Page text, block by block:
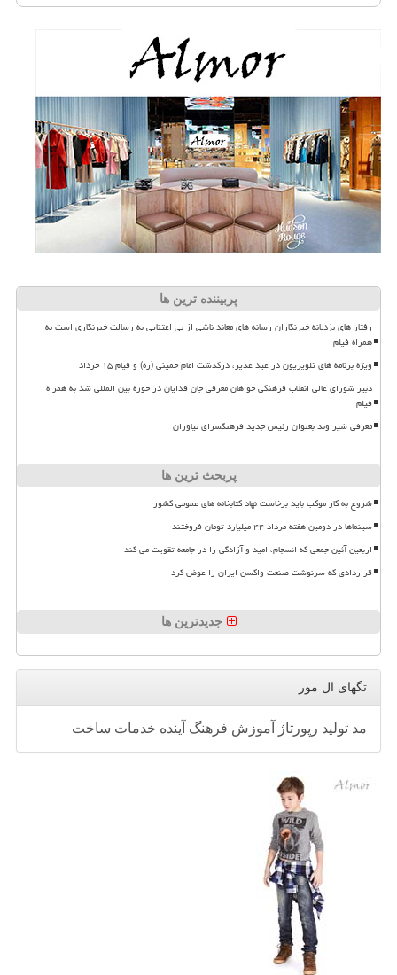
پربیننده ترین ها
رفتار های بزدلانه خبرنگاران رسانه های معاند ناشی از بی اعتنایی به رسالت خبرنگاری است به
همراه فیلم
ویژه برنامه های تلویزیون در عید غدیر، درگذشت امام خمینی (ره) و قیام ۱۵ خرداد
دبیر شورای عالی انقلاب فرهنگی خواهان معرفی جان فدایان در حوزه بین المللی شد به همراه
فیلم
معرفی شیراوند بعنوان رئیس جدید فرهنگسرای نیاوران
پربحث ترین ها
شروع به کار موکب باید برخاست نهاد کتابخانه های عمومی کشور
سینماها در دومین هفته مرداد ۴۴ میلیارد تومان فروختند
اربعین آئین جمعی که انسجام، امید و آزادگی را در جامعه تقویت می کند
قراردادی که سرنوشت صنعت واکسن ایران را عوض کرد
جدیدترین ها
تگهای ال مور
مد تولید رپورتاژ آموزش فرهنگ آینده خدمات ساخت